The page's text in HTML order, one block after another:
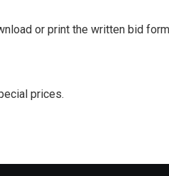
or print the written bid
prices.